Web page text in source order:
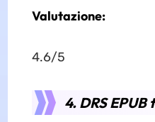
Valutazione:
4.6/5
4. DRS